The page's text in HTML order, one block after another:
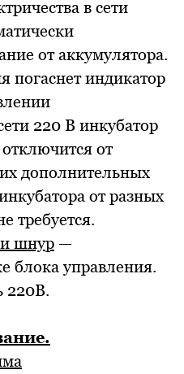
в сети
от аккумулятора.
погаснет индикатор
220 В инкубатор
от
дополнительных
от разных
требуется.
шнур —
блока управления.
220В.